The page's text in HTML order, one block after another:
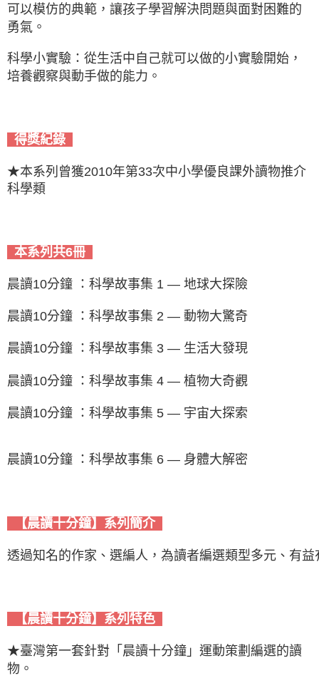
可以模仿的典範，讓孩子學習解決問題與面對困難的
勇氣。
科學小實驗：從生活中自己就可以做的小實驗開始，
培養觀察與動手做的能力。
得獎紀錄
★本系列曾獲2010年第33次中小學優良課外讀物推介
科學類
本系列共6冊
晨讀10分鐘 ：科學故事集 1 — 地球大探險
晨讀10分鐘 ：科學故事集 2 — 動物大驚奇
晨讀10分鐘 ：科學故事集 3 — 生活大發現
晨讀10分鐘 ：科學故事集 4 — 植物大奇觀
晨讀10分鐘 ：科學故事集 5 — 宇宙大探索
晨讀10分鐘 ：科學故事集 6 — 身體大解密
  【晨讀十分鐘】系列簡介
透過知名的作家、選編人，為讀者編選類型多元、有
  【晨讀十分鐘】系列特色
★臺灣第一套針對「晨讀十分鐘」運動策劃編選的讀
物。